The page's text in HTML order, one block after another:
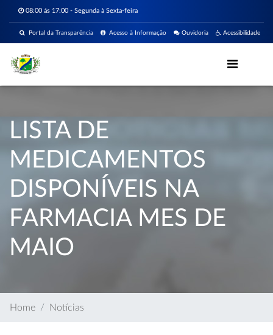
08:00 ás 17:00 - Segunda à Sexta-feira
Acessibilidade
Ouvidoria
Acesso à Informação
Portal da Transparência
LISTA DE
MEDICAMENTOS
DISPONÍVEIS NA
FARMACIA MES DE
MAIO
Home Notícias